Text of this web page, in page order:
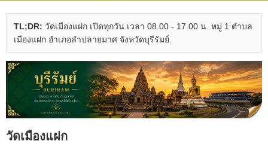
TL;DR: วัดเมืองแฝก เปิดทุกวัน เวลา 08.00 - 17.00 น. หมู่ 1 ตำบล
เมืองแฝก อำเภอลำปลายมาศ จังหวัดบุรีรัมย์.
วัดเมืองแฝก